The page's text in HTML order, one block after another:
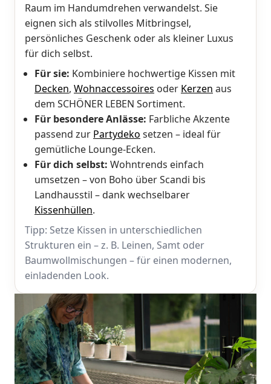
Raum im Handumdrehen verwandelst. Sie
eignen sich als stilvolles Mitbringsel,
persönliches Geschenk oder als kleiner Luxus
für dich selbst.
Für sie: Kombiniere hochwertige Kissen mit
Decken, Wohnaccessoires oder Kerzen aus
dem SCHÖNER LEBEN Sortiment.
Für besondere Anlässe: Farbliche Akzente
passend zur Partydeko setzen – ideal für
gemütliche Lounge-Ecken.
Für dich selbst: Wohntrends einfach
umsetzen – von Boho über Scandi bis
Landhausstil – dank wechselbarer
Kissenhüllen.
Tipp: Setze Kissen in unterschiedlichen
Strukturen ein – z. B. Leinen, Samt oder
Baumwollmischungen – für einen modernen,
einladenden Look.